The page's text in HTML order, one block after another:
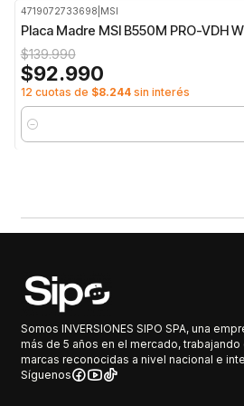
4719072733698 MSI
Placa Madre MSI B550M PRO-VDH
$139.990
$92.990
12 cuotas de $8.244sin interés
Cantidad
Somos INVERSIONES SIPO SPA, una
más de 5 años en el mercado, trabajando
marcas reconocidas a nivel nacional e
Síguenos